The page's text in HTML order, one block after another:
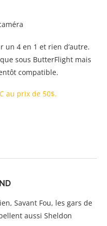
un 4 en 1 et rien d’autre.
sous ButterFlight mais
compatible.
au prix de 50$.
Savant Fou, les gars de
aussi Sheldon